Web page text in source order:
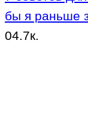
бы я раньше
04.7к.